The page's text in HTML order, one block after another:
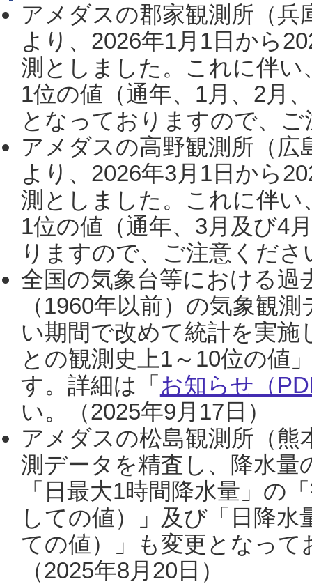
アメダスの郡家観測所（
より、2026年1月1日から
測としました。これに伴い
1位の値（通年、1月、2月
となっておりますので、
アメダスの高野観測所（
より、2026年3月1日から
測としました。これに伴い
1位の値（通年、3月及び4
りますので、ご注意くだ
全国の気象台等における過
（1960年以前）の気象観
い期間で改めて統計を実
との観測史上1～10位の値
す。詳細は「 お知らせ（
い。（2025年9月17日）
アメダスの松島観測所（熊
測データを精査し、降水
「日最大1時間降水量」の
しての値）」及び「日降
ての値）」も変更となっ
（2025年8月20日）